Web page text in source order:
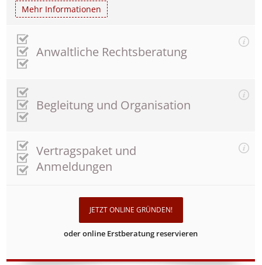
Mehr Informationen
Anwaltliche Rechtsberatung
Begleitung und Organisation
Vertragspaket und
Anmeldungen
JETZT ONLINE GRÜNDEN!
oder online Erstberatung reservieren